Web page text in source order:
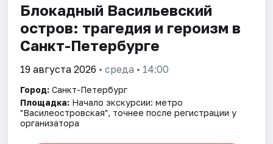
Города
Площадки
Артисты
Рейтинги
Блокадный Васильевский
остров: трагедия и героизм в
Санкт-Петербурге
19 августа 2026 • среда • 14:00
Город: Санкт-Петербург
Площадка: Начало экскурсии: метро
"Василеостровская", точнее после регистрации у
организатора